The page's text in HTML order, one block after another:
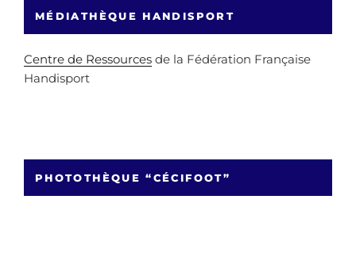
MÉDIATHÈQUE HANDISPORT
Centre de Ressources de la Fédération Française
Handisport
PHOTOTHÈQUE “CÉCIFOOT”